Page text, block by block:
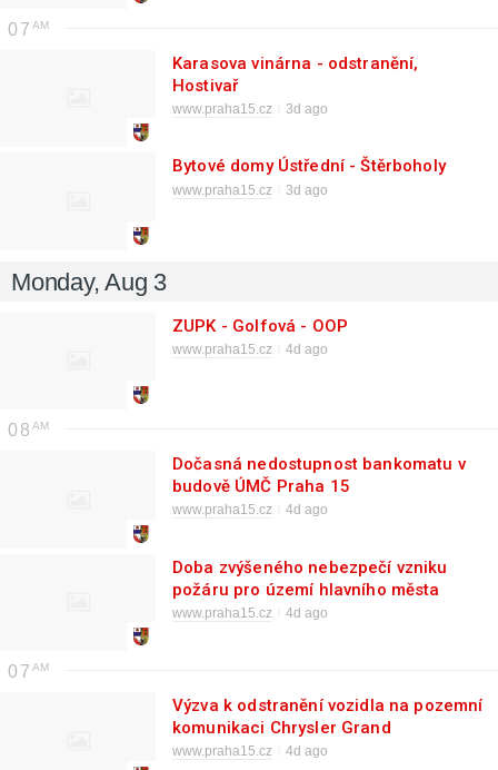
07
Karasova vinárna - odstranění,
Hostivař
www.praha15.cz 3d ago
Bytové domy Ústřední - Štěrboholy
www.praha15.cz 3d ago
Monday, Aug 3
ZUPK - Golfová - OOP
www.praha15.cz 4d ago
08
Dočasná nedostupnost bankomatu v
budově ÚMČ Praha 15
www.praha15.cz 4d ago
Doba zvýšeného nebezpečí vzniku
požáru pro území hlavního města
Prahy od dne 30. 7. 2026
www.praha15.cz 4d ago
07
Výzva k odstranění vozidla na pozemní
komunikaci Chrysler Grand
www.praha15.cz 4d ago